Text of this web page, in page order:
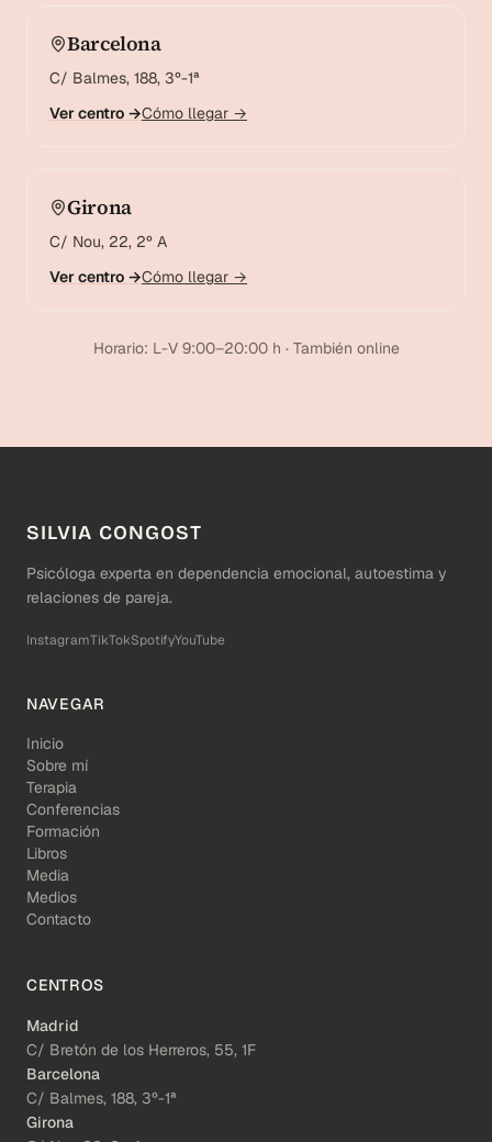
Barcelona
C/ Balmes, 188, 3º-1ª
Ver centro →Cómo llegar →
Girona
C/ Nou, 22, 2º A
Ver centro →Cómo llegar →
Horario: L-V 9:00–20:00 h · También online
SILVIA CONGOST
Psicóloga experta en dependencia emocional, autoestima y
relaciones de pareja.
InstagramTikTokSpotifyYouTube
NAVEGAR
Inicio
Sobre mí
Terapia
Conferencias
Formación
Libros
Media
Medios
Contacto
CENTROS
Madrid
C/ Bretón de los Herreros, 55, 1F
Barcelona
C/ Balmes, 188, 3º-1ª
Girona